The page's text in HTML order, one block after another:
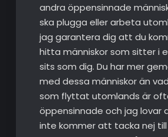
andra öppensinnade
ska plugga eller arbeta
jag garantera dig att du
hitta människor som sitter i
sits som dig. Du har mer
med dessa människor än
som flyttat utomlands är
öppensinnade och jag lovar
inte kommer att tacka nej till